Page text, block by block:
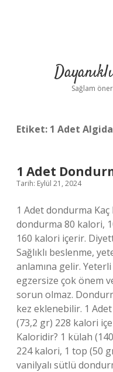
Sağlam
Etiket: 1 Adet
1 Adet
Tarih: Eylül 21, 2024
1 Adet dondurma
dondurma 80 kalori,
160 kalori içerir.
Sağlıklı beslenme,
anlamına gelir.
egzersize çok önem
sorun olmaz.
kez eklenebilir. 1
(73,2 gr) 228 kalori
Kaloridir? 1 külah
224 kalori, 1 top (50
vanilyalı sütlü